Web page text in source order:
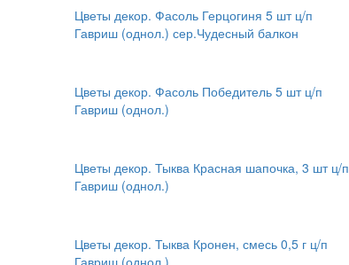
Цветы декор. Фасоль Герцогиня 5 шт ц/п
Гавриш (однол.) сер.Чудесный балкон
Цветы декор. Фасоль Победитель 5 шт ц/п
Гавриш (однол.)
Цветы декор. Тыква Красная шапочка, 3 шт ц/п
Гавриш (однол.)
Цветы декор. Тыква Кронен, смесь 0,5 г ц/п
Гавриш (однол.)